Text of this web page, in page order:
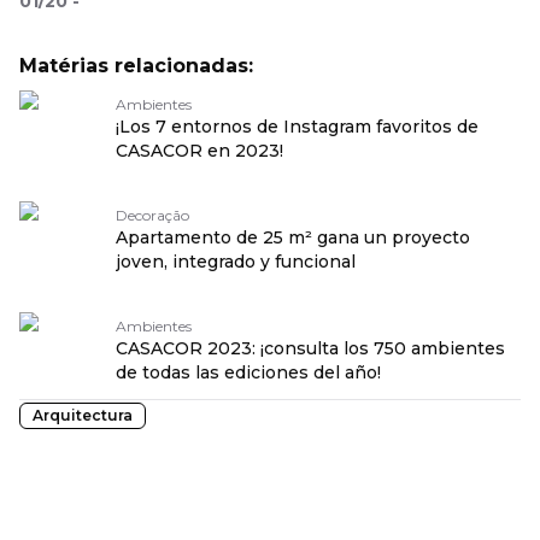
Matérias relacionadas:
Ambientes
¡Los 7 entornos de Instagram favoritos de
CASACOR en 2023!
Decoração
Apartamento de 25 m² gana un proyecto
joven, integrado y funcional
Ambientes
CASACOR 2023: ¡consulta los 750 ambientes
de todas las ediciones del año!
Arquitectura